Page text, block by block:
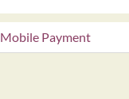
Mobile Payment